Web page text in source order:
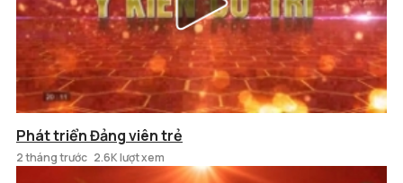
Phát triển Đảng viên trẻ
2 tháng trước 2.6K lượt xem